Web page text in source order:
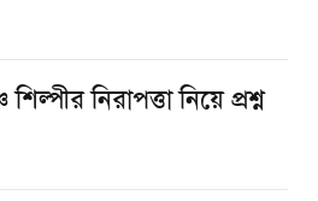
শিল্পীর নিরাপত্তা নিয়ে প্রশ্ন